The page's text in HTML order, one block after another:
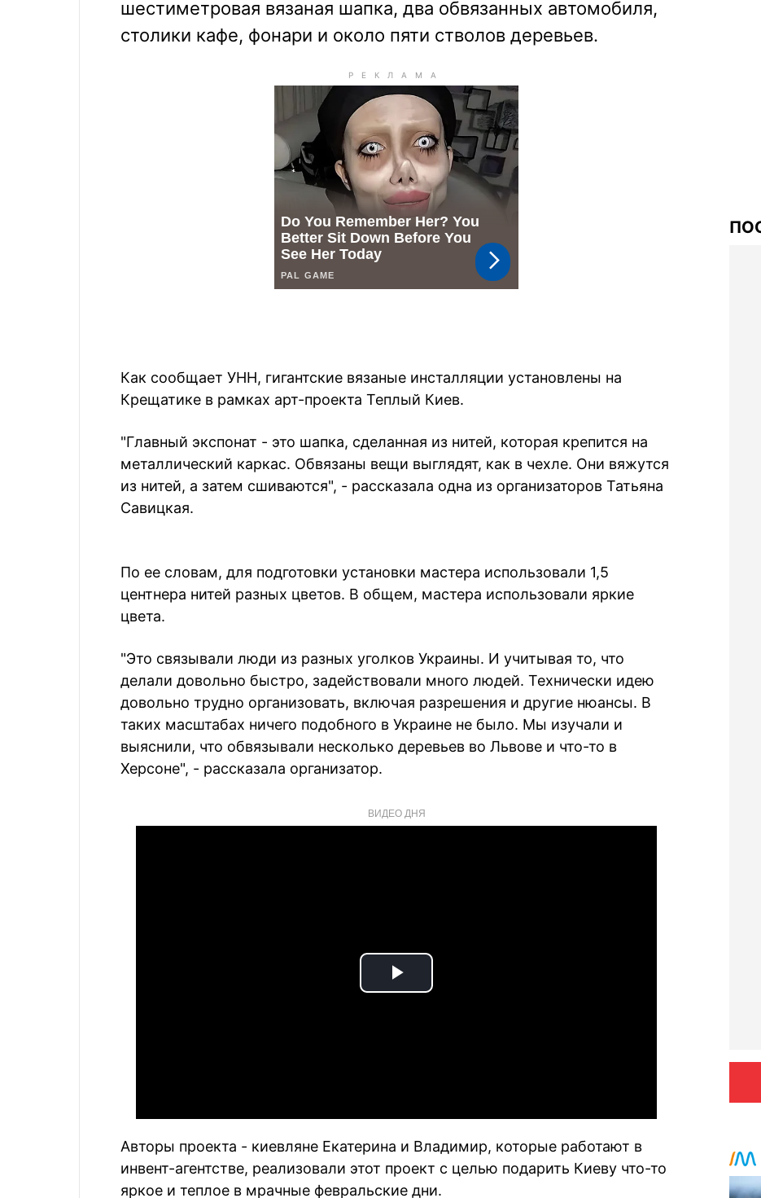
шестиметровая вязаная шапка, два обвязанных автомобиля,
столики кафе, фонари и около пяти стволов деревьев.
Как сообщает УНН, гигантские вязаные инсталляции установлены на
Крещатике в рамках арт-проекта Теплый Киев.
"Главный экспонат - это шапка, сделанная из нитей, которая крепится на
металлический каркас. Обвязаны вещи выглядят, как в чехле. Они вяжутся
из нитей, а затем сшиваются", - рассказала одна из организаторов Татьяна
Савицкая.
По ее словам, для подготовки установки мастера использовали 1,5
центнера нитей разных цветов. В общем, мастера использовали яркие
цвета.
"Это связывали люди из разных уголков Украины. И учитывая то, что
делали довольно быстро, задействовали много людей. Технически идею
довольно трудно организовать, включая разрешения и другие нюансы. В
таких масштабах ничего подобного в Украине не было. Мы изучали и
выяснили, что обвязывали несколько деревьев во Львове и что-то в
Херсоне", - рассказала организатор.
ВИДЕО ДНЯ
Play
Авторы проекта - киевляне Екатерина и Владимир, которые работают в
инвент-агентстве, реализовали этот проект с целью подарить Киеву что-то
яркое и теплое в мрачные февральские дни.